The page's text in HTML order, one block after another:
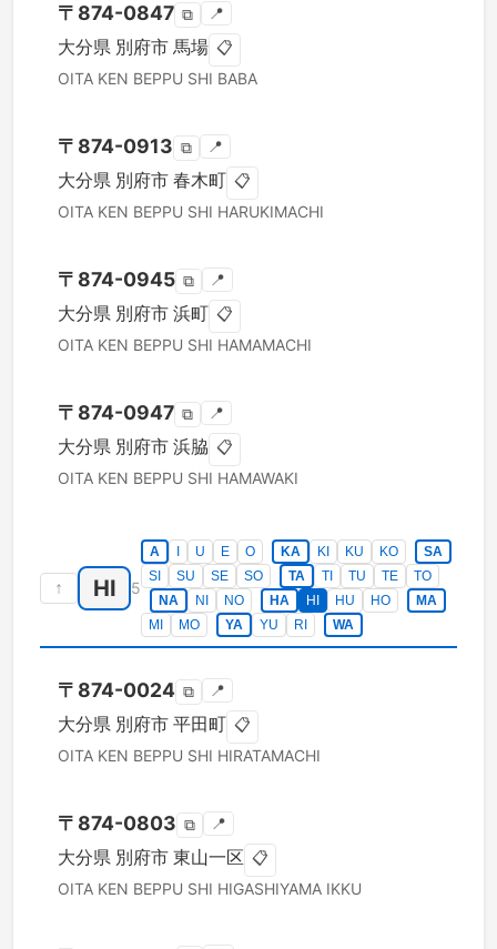
〒 874-0847 ⧉ 📍
大分県 別府市 馬場 📋
OITA KEN BEPPU SHI BABA
〒 874-0913 ⧉ 📍
大分県 別府市 春木町 📋
OITA KEN BEPPU SHI HARUKIMACHI
〒 874-0945 ⧉ 📍
大分県 別府市 浜町 📋
OITA KEN BEPPU SHI HAMAMACHI
〒 874-0947 ⧉ 📍
大分県 別府市 浜脇 📋
OITA KEN BEPPU SHI HAMAWAKI
↑ HI 5
A U E O KA KI KU KO
SA
SI
SU SE SO TA TI TU TE
TO
NA
NI NO HA HI HU HO
MA
MI
MO YA YU RI WA
〒 874-0024 ⧉ 📍
大分県 別府市 平田町 📋
OITA KEN BEPPU SHI HIRATAMACHI
〒 874-0803 ⧉ 📍
大分県 別府市 東山一区 📋
OITA KEN BEPPU SHI HIGASHIYAMA IKKU